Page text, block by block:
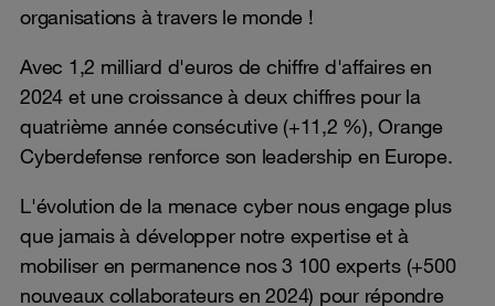
organisations à travers le monde !
Avec 1,2 milliard d'euros de chiffre d'affaires en
2024 et une croissance à deux chiffres pour la
quatrième année consécutive (+11,2 %), Orange
Cyberdefense renforce son leadership en Europe.
L'évolution de la menace cyber nous engage plus
que jamais à développer notre expertise et à
mobiliser en permanence nos 3 100 experts (+500
nouveaux collaborateurs en 2024) pour répondre